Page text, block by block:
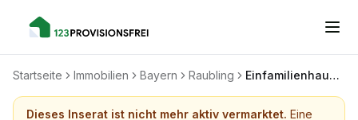
Startseite Immobilien Bayern Raubling Einfamilienhaus im Alpenvorland
Dieses Inserat ist nicht mehr aktiv vermarktet. Eine